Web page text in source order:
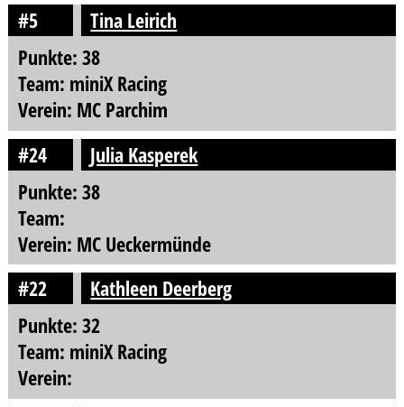
#5
Tina Leirich
Punkte: 38
Team: miniX Racing
Verein: MC Parchim
#24
Julia Kasperek
Punkte: 38
Team:
Verein: MC Ueckermünde
#22
Kathleen Deerberg
Punkte: 32
Team: miniX Racing
Verein: